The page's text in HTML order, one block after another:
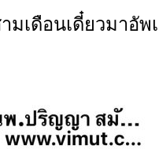
มเดือนเดี๋ยวมาอั